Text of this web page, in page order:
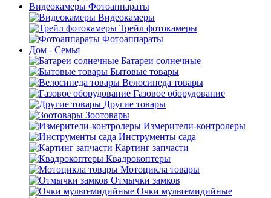
Видеокамеры Фотоаппараты
Видеокамеры
Трейл фотокамеры
Фотоаппараты
Дом - Семья
Батареи солнечные
Бытовые товары
Велосипеда товары
Газовое оборудование
Другие товары
Зоотовары
Измерители-контролеры
Инструменты сада
Картинг запчасти
Квадрокоптеры
Мотоцикла товары
Отмычки замков
Очки мультемидийные